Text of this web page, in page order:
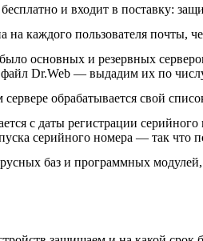
и входит в поставку:
каждого пользователя почты,
основных и резервных
Dr.Web — выдадим их по
обрабатывается свой
с даты регистрации
серийного номера — так что
баз и программных модулей,